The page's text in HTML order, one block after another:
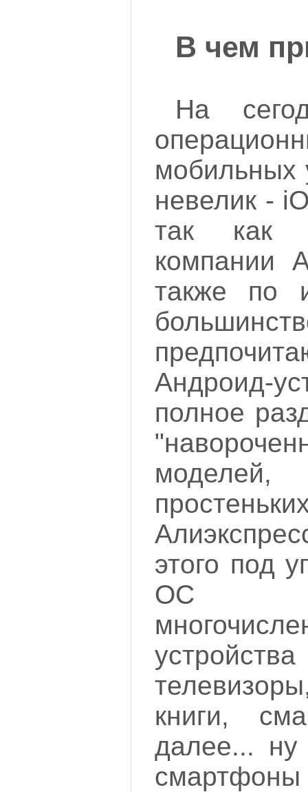
В чем
На
мобильных
невелик -
так как
компании
также по
Андроид-
полное
этого под
ОС
книги,
далее...
смартфоны